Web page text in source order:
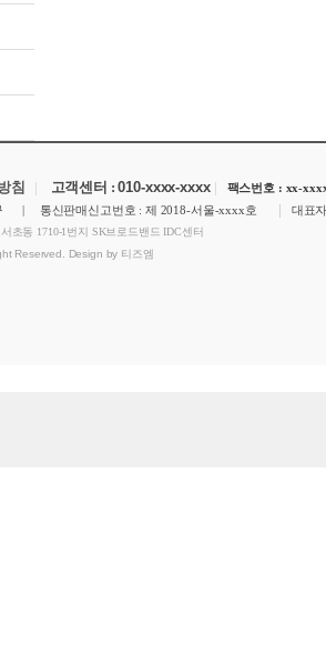
침 | 고객센터 :010-xxxx-xxxx |
팩스번호 : xx-
| 통신판매신고번호 : 제 2018-서울-xxxx호 | 대표
초동 1710-1번지 SK브로드밴드 IDC센터
Reserved. Design by 티즈엠